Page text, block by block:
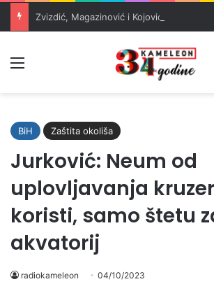
BiH Zaštita okoliša
Jurković: Neum od
uplovljavanja
koristi, samo štetu
akvatorij
radiokameleon 04/10/2023